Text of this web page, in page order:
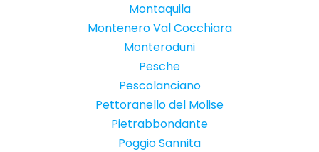
Montaquila
Montenero Val Cocchiara
Monteroduni
Pesche
Pescolanciano
Pettoranello del Molise
Pietrabbondante
Poggio Sannita